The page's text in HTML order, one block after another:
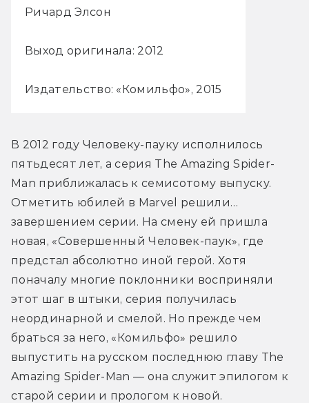
Ричард Элсон
Выход оригинала: 2012
Издательство: «Комильфо», 2015
В 2012 году Человеку-пауку исполнилось
пятьдесят лет, а серия The Amazing Spider-
Man приближалась к семисотому выпуску.
Отметить юбилей в Marvel решили…
завершением серии. На смену ей пришла
новая, «Совершенный Человек-паук», где
предстал абсолютно иной герой. Хотя
поначалу многие поклонники восприняли
этот шаг в штыки, серия получилась
неординарной и смелой. Но прежде чем
браться за него, «Комильфо» решило
выпустить на русском последнюю главу The
Amazing Spider-Man — она служит эпилогом к
старой серии и прологом к новой.